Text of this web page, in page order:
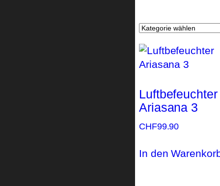
Luftbefeuchter
Ariasana 3
CHF99.90
In den